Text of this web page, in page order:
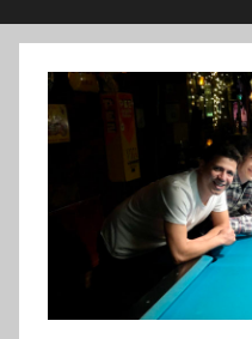
Groß
Borstel